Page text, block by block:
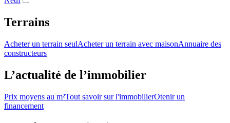
Terrains
Acheter un terrain seulAcheter un terrain avec maisonAnnuaire des
constructeurs
L’actualité de l’immobilier
Prix moyens au m²Tout savoir sur l'immobilierOtenir un
financement